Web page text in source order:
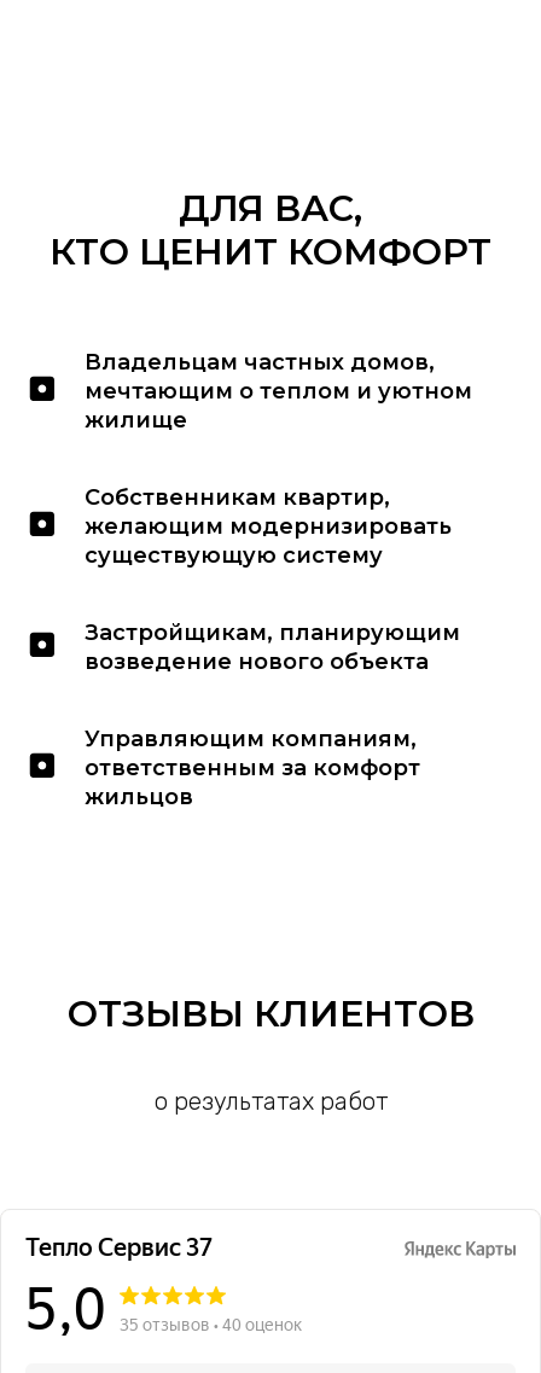
ДЛЯ ВАС,
КТО ЦЕНИТ КОМФОРТ
Владельцам частных домов,
мечтающим о теплом и уютном
жилище
Собственникам квартир,
желающим модернизировать
существующую систему
Застройщикам, планирующим
возведение нового объекта
Управляющим компаниям,
ответственным за комфорт
жильцов
ОТЗЫВЫ КЛИЕНТОВ
о результатах работ